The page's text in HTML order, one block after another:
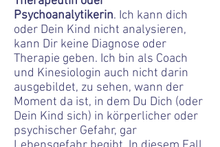
Psychoanalytikerin. Ich kann dich
oder Dein Kind nicht analysieren,
kann Dir keine Diagnose oder
Therapie geben. Ich bin als Coach
und Kinesiologin auch nicht darin
ausgebildet, zu sehen, wann der
Moment da ist, in dem Du Dich (oder
Dein Kind sich) in körperlicher oder
psychischer Gefahr, gar